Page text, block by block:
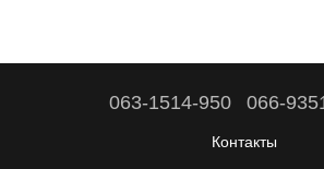
063-1514-950 066-
Контакты